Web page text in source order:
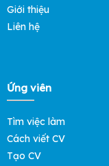
Giới thiệu
Liên hệ
Ứng viên
Tìm việc làm
Cách viết CV
Tạo CV